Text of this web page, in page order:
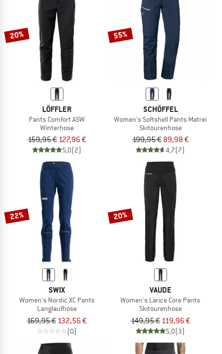
20%
LÖFFLER
Pants Comfort ASW
Winterhose
159,95 € 127,96 €
5,0(2)
55%
SCHÖFFEL
Women's Softshell Pants Matrei
Skitourenhose
199,95 € 89,98 €
4,7(7)
22%
SWIX
Women's Nordic XC Pants
Langlaufhose
169,95 € 132,56 €
(0)
20%
VAUDE
Women's Larice Core Pants
Skitourenhose
149,95 € 119,96 €
5,0(3)